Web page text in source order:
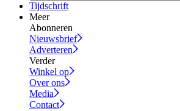
Tijdschrift
Meer
Abonneren
Nieuwsbrief
Adverteren
Verder
Winkel op
Over ons
Media
Contact